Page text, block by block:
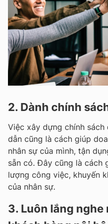
2. Dành chính
Việc xây dựng chính
dẫn cũng là cách giúp
nhân sự của mình, tận
sẵn có. Đây cũng là cách
lượng công việc, khuyến
của nhân sự.
3. Luôn lắng